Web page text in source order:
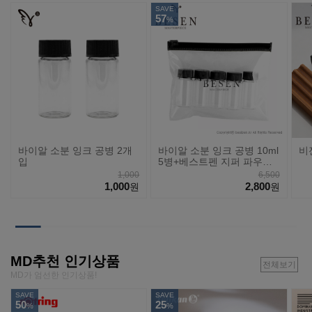
바이알 소분 잉크 공병 2개
입
1,000
1,000원
SAVE
57%
바이알 소분 잉크 공병 10ml
5병+베스트펜 지퍼 파우치
6,500
2,800원
비
MD추천 인기상품
MD가 엄선한 인기상품!
전체보기
SAVE
50%
SAVE
25%